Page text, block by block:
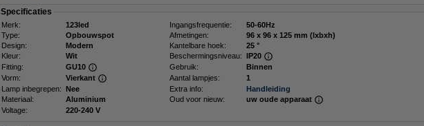
Specificaties
Merk: 123led Ingangsfrequentie:
50-60Hz
Type:
Opbouwspot Afmetingen:
96 x 96 x 125 mm (lxbxh)
Design:
Modern Kantelbare hoek:
25 °
Kleur:
Wit Beschermingsniveau: IP20
Fitting:
GU10 Gebruik:
Binnen
Vorm:
Vierkant Aantal lampjes:
1
Lamp inbegrepen: Nee Extra info:
Handleiding
Materiaal:
Aluminium Oud voor nieuw:
uw oude apparaat
Voltage:
220-240 V